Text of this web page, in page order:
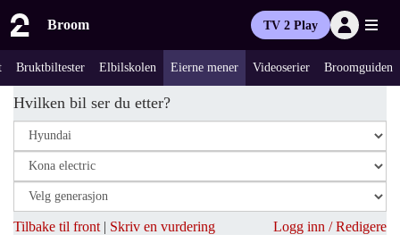
Broom TV 2 Play
Bruktbiltester Elbilskolen Eierne mener Videoserier Broomguiden
Hvilken bil ser du etter?
Tilbake til front | Skriv en vurdering Logg inn / Redigere